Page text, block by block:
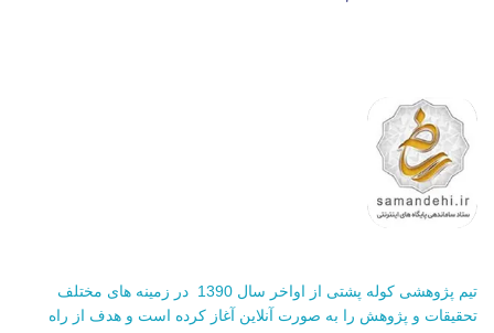
تیم پژوهشی کوله پشتی از اواخر سال 1390 در زمینه های مختلف
تحقیقات و پژوهش را به صورت آنلاین آغاز کرده است و هدف از راه